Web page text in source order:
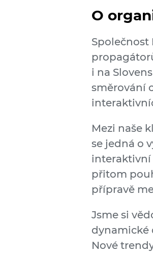
O
Společnost
i na
směrování
Mezi naše
se jedná o
interaktivní
přitom
přípravě
Jsme si
dynamické
Nové